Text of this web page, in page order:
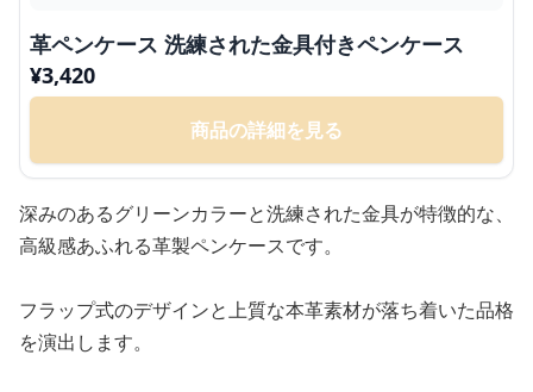
革ペンケース 洗練された金具付きペンケース
¥3,420
商品の詳細を見る
深みのあるグリーンカラーと洗練された金具が特徴的な、
高級感あふれる革製ペンケースです。
フラップ式のデザインと上質な本革素材が落ち着いた品格
を演出します。